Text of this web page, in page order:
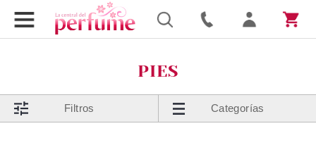
PIES
Filtros Categorías